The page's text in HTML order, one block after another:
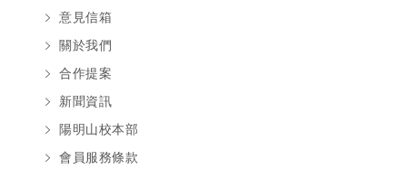
意見信箱
關於我們
合作提案
新聞資訊
陽明山校本部
會員服務條款